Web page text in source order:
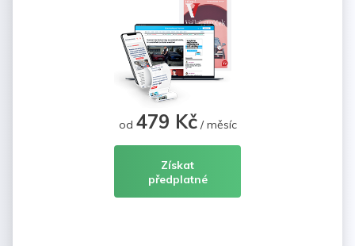
od 479 Kč/ měsíc
Získat
předplatné